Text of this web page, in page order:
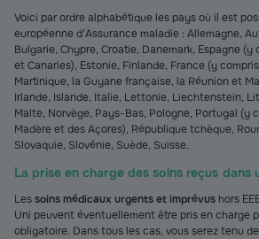
Voici par ordre alphabétique les pays où il est
européenne d’Assurance maladie : Allemagne,
Bulgarie, Chypre, Croatie, Danemark, Espagne (y
et Canaries), Estonie, Finlande, France (y
Martinique, la Guyane française, la Réunion et
Irlande, Islande, Italie, Lettonie, Liechtenstein,
Malte, Norvège, Pays-Bas, Pologne, Portugal (y
Madère et des Açores), République tchèque,
Slovaquie, Slovénie, Suède, Suisse.
La prise en charge des soins reçus dans
Lessoins médicaux urgents et imprévus hors
Uni peuvent éventuellement être pris en charge
obligatoire. Dans tous les cas, vous serez tenu